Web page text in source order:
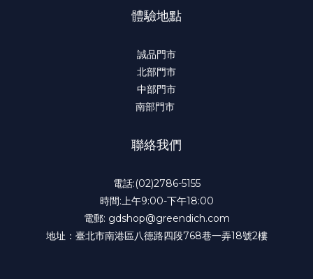
體驗地點
誠品門市
北部門市
中部門市
南部門市
聯絡我們
電話:(02)2786-5155
時間:上午9:00-下午18:00
電郵: gdshop@greendich.com
地址：臺北市南港區八德路四段768巷一弄18號2樓